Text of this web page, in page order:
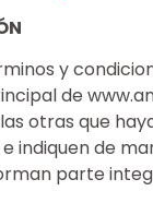
y
de
otras que
indiquen de
parte